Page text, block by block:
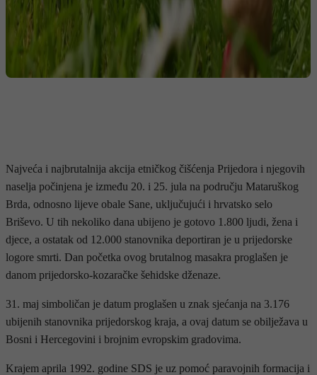
Najveća i najbrutalnija akcija etničkog čišćenja Prijedora i njegovih
naselja počinjena je između 20. i 25. jula na području Mataruškog
Brda, odnosno lijeve obale Sane, uključujući i hrvatsko selo
Briševo. U tih nekoliko dana ubijeno je gotovo 1.800 ljudi, žena i
djece, a ostatak od 12.000 stanovnika deportiran je u prijedorske
logore smrti. Dan početka ovog brutalnog masakra proglašen je
danom prijedorsko-kozaračke šehidske dženaze.
31. maj simboličan je datum proglašen u znak sjećanja na 3.176
ubijenih stanovnika prijedorskog kraja, a ovaj datum se obilježava u
Bosni i Hercegovini i brojnim evropskim gradovima.
Krajem aprila 1992. godine SDS je uz pomoć paravojnih formacija i